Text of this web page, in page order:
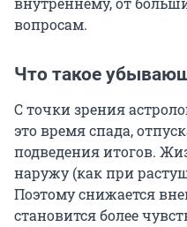
вопросам.
Что такое
С точки зрения
это время спада,
подведения итогов.
наружу (как при
Поэтому снижается
становится более